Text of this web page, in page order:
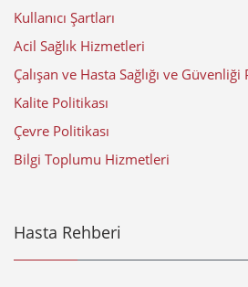
Kullanıcı Şartları
Acil Sağlık Hizmetleri
Çalışan ve Hasta Sağlığı ve Güvenliği
Kalite Politikası
Çevre Politikası
Bilgi Toplumu Hizmetleri
Hasta Rehberi